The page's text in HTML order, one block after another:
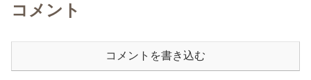
コメント
コメントを書き込む